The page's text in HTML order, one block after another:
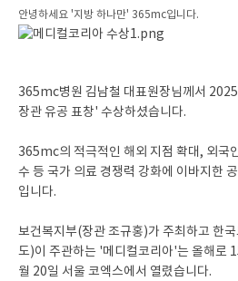
안녕하세요 '지방 하나만' 365mc입니다.
365mc병원 김남철 대표원장님께서
장관 유공 표창' 수상하셨습니다.
365mc의 적극적인 해외 지점 확대, 외국
수 등 국가 의료 경쟁력 강화에 이바지한
입니다.
보건복지부(장관 조규홍)가 주최하고 한
도)이 주관하는 '메디컬코리아'는 올해로
월 20일 서울 코엑스에서 열렸습니다.